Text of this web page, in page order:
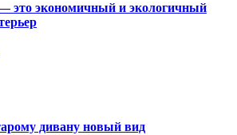
это экономичный и экологичный
дивану новый вид